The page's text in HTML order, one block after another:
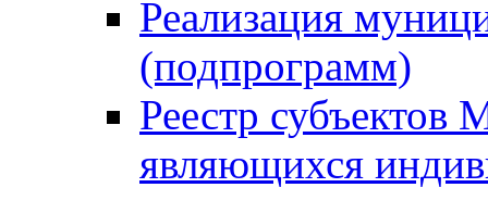
Реализация
(подпрограмм)
Реестр
являющихся